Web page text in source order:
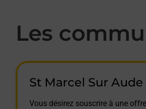
Les
St Marcel Sur Aude
Vous désirez souscrire à une